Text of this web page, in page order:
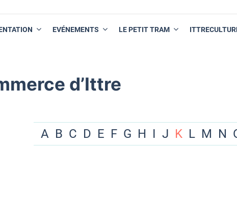
EVÉNEMENTS LE PETIT TRAM
d’Ittre
A B C D E F G H I J K L M N